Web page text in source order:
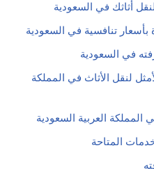
أثاثك في السعودية
تنافسية في السعودية
في السعودية
لنقل الأثاث في المملكة
العربية السعودية
المتاحة